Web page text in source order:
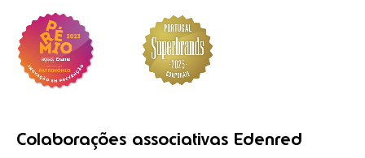
Colaborações associativas Edenred